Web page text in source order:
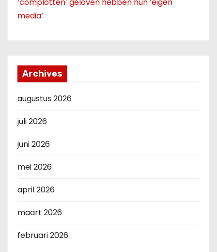
‘complotten’ geloven hebben hun ‘eigen
media’.
Archives
augustus 2026
juli 2026
juni 2026
mei 2026
april 2026
maart 2026
februari 2026